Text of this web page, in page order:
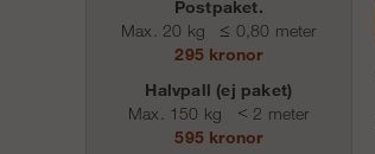
Postpaket.
Max. 20 kg
≤ 0,80 meter
295 kronor
Halvpall (ej paket)
Max. 150 kg < 2 meter
595 kronor